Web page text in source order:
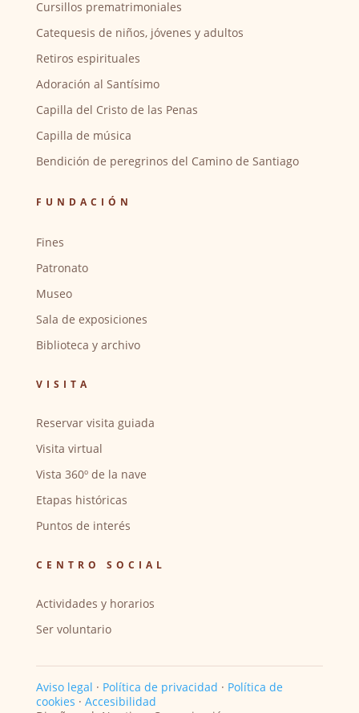
Cursillos prematrimoniales
Catequesis de niños, jóvenes y adultos
Retiros espirituales
Adoración al Santísimo
Capilla del Cristo de las Penas
Capilla de música
Bendición de peregrinos del Camino de Santiago
FUNDACIÓN
Fines
Patronato
Museo
Sala de exposiciones
Biblioteca y archivo
VISITA
Reservar visita guiada
Visita virtual
Vista 360º de la nave
Etapas históricas
Puntos de interés
CENTRO SOCIAL
Actividades y horarios
Ser voluntario
Aviso legal · Política de privacidad · Política de
cookies · Accesibilidad